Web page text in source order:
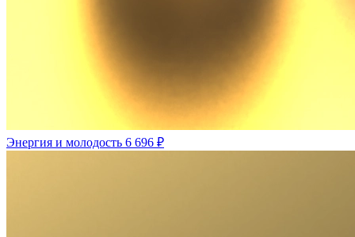
Энергия и молодость 6 696 ₽